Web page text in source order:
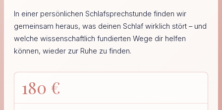
In einer persönlichen Schlafsprechstunde finden wir
gemeinsam heraus, was deinen Schlaf wirklich stört – und
welche wissenschaftlich fundierten Wege dir helfen
können, wieder zur Ruhe zu finden.
180 €